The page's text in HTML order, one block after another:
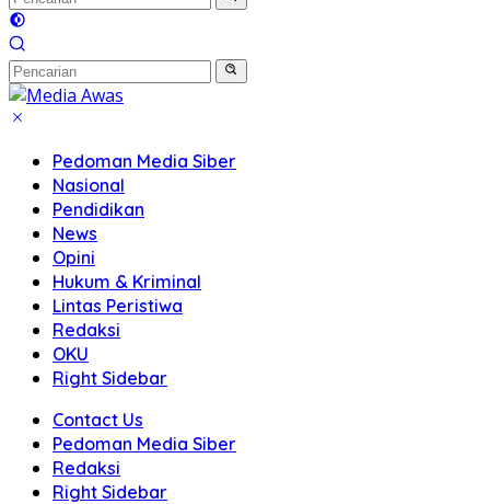
Pedoman Media Siber
Nasional
Pendidikan
News
Opini
Hukum & Kriminal
Lintas Peristiwa
Redaksi
OKU
Right Sidebar
Contact Us
Pedoman Media Siber
Redaksi
Right Sidebar